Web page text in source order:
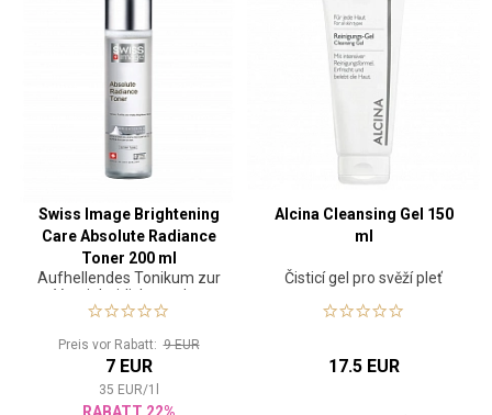
Swiss Image Brightening
Care Absolute Radiance
Toner 200 ml
Aufhellendes Tonikum zur
Vereinheitlichung des
Hauttons
Preis vor Rabatt:9 EUR
7 EUR
35 EUR/1
Alcina Cleansing Gel 150
ml
Čisticí gel pro svěží pleť
17.5 EUR